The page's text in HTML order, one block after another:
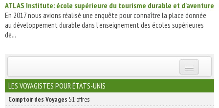
ATLAS Institute: école supérieure du tourisme durable et d'aventure
En 2017 nous avions réalisé une enquête pour connaître la place donnée
au développement durable dans l'enseignement des écoles supérieures
de...
INSCRIVEZ-VOUS | ABONNEZ-VOUS
LES VOYAGISTES POUR ÉTATS-UNIS
Comptoir des Voyages 51 offres